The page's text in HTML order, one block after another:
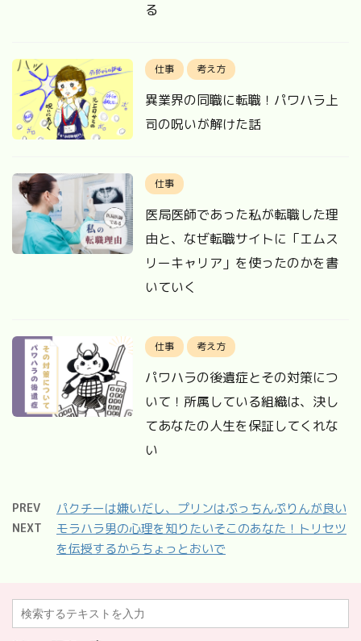
る
仕事 考え方
異業界の同職に転職！パワハラ上
司の呪いが解けた話
仕事
医局医師であった私が転職した理
由と、なぜ転職サイトに「エムス
リーキャリア」を使ったのかを書
いていく
仕事 考え方
パワハラの後遺症とその対策につ
いて！所属している組織は、決し
てあなたの人生を保証してくれな
い
PREV パクチーは嫌いだし、プリンはぷっちんぷりんが良い
NEXT
モラハラ男の心理を知りたいそこのあなた！トリセツ
を伝授するからちょっとおいで